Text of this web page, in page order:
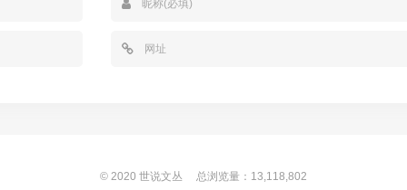
© 2020 世说文丛 总浏览量：13,118,802